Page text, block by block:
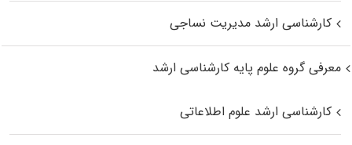
کارشناسی ارشد مدیریت نساجی
معرفی گروه علوم پایه کارشناسی ارشد
کارشناسی ارشد علوم اطلاعاتی